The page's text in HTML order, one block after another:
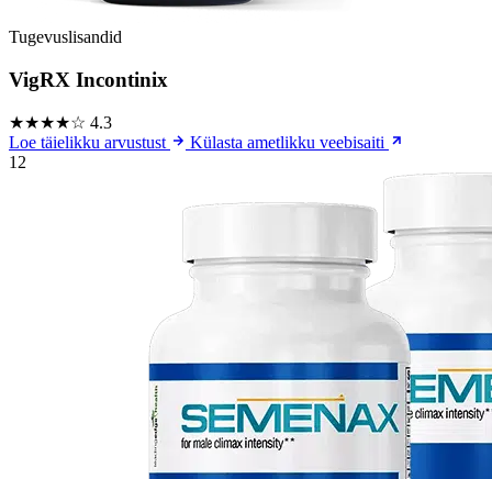
Tugevuslisandid
VigRX Incontinix
★★★★☆ 4.3
Loe täielikku arvustust
Külasta ametlikku veebisaiti
12